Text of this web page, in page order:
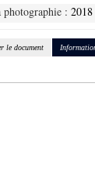
photographie : 2018
le document